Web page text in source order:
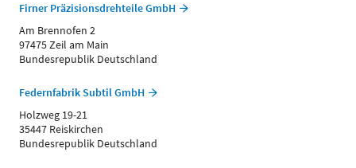
Firner Präzisionsdrehteile GmbH
Am Brennofen 2
97475 Zeil am Main
Bundesrepublik Deutschland
Federnfabrik Subtil GmbH
Holzweg 19-21
35447 Reiskirchen
Bundesrepublik Deutschland